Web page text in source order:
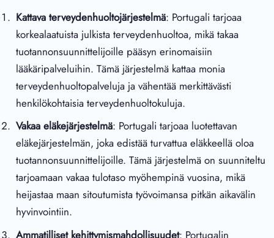
Kattava terveydenhuoltojärjestelmä: Portugali tarjoaa
korkealaatuista julkista terveydenhuoltoa, mikä takaa
tuotannonsuunnittelijoille pääsyn erinomaisiin
lääkäripalveluihin. Tämä järjestelmä kattaa monia
terveydenhuoltopalveluja ja vähentää merkittävästi
henkilökohtaisia terveydenhuoltokuluja.
Vakaa eläkejärjestelmä: Portugali tarjoaa luotettavan
eläkejärjestelmän, joka edistää turvattua eläkkeellä oloa
tuotannonsuunnittelijoille. Tämä järjestelmä on suunniteltu
tarjoamaan vakaa tulotaso myöhempinä vuosina, mikä
heijastaa maan sitoutumista työvoimansa pitkän aikavälin
hyvinvointiin.
Ammatilliset kehittymismahdollisuudet: Portugalin